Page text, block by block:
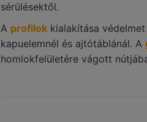
sérülésektől.
A profilok kialakítása
kapuelemnél és ajtótáblánál. A
homlokfelületére vágott